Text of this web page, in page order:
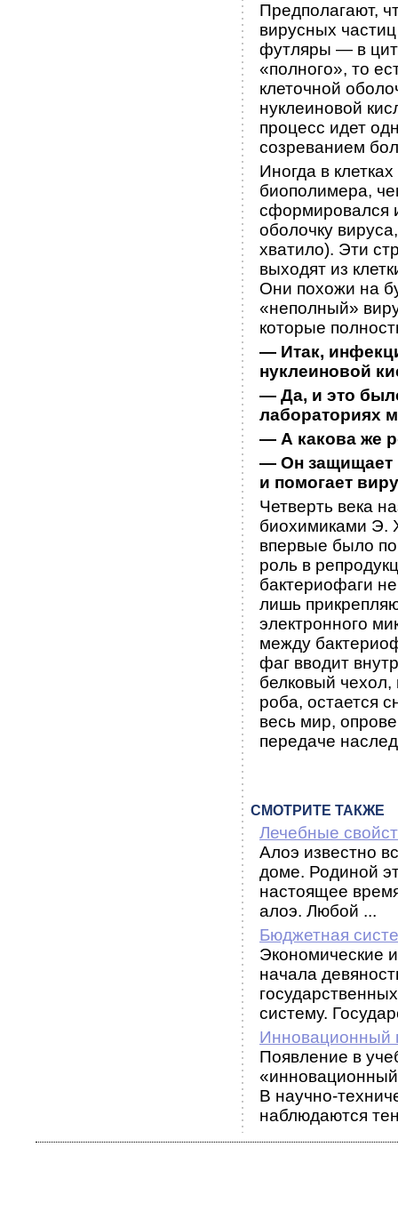
Предполагают,
вирусных
футляры — в
«полного», то
клеточной
нуклеиновой
процесс идет
созреванием
Иногда в
биополимера,
сформировался
оболочку
хватило). Эти
выходят из
Они похожи на
«неполный»
которые
— Итак,
нуклеиновой
— Да, и это
лабораториях
— А какова же
— Он защищает
и помогает
Четверть века
биохимиками Э.
впервые было
роль в
бак­териофаги
лишь
электронного
между
фаг вводит
белковый
роба, остается
весь мир,
передаче
СМОТРИТЕ ТАКЖЕ
Лечебные
Алоэ известно
доме. Родиной
настоящее
алоэ. Любой ...
Бюджетная
Экономические
начала
систему.
Инновационный
Появление в
В научно-
наблюдаются